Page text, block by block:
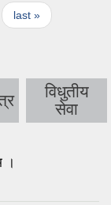
last »
विधुतीय
सेवा
।